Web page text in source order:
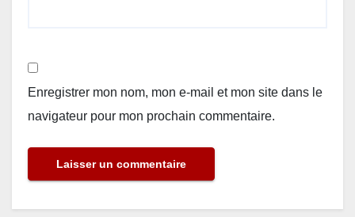
Enregistrer mon nom, mon e-mail et mon site dans le
navigateur pour mon prochain commentaire.